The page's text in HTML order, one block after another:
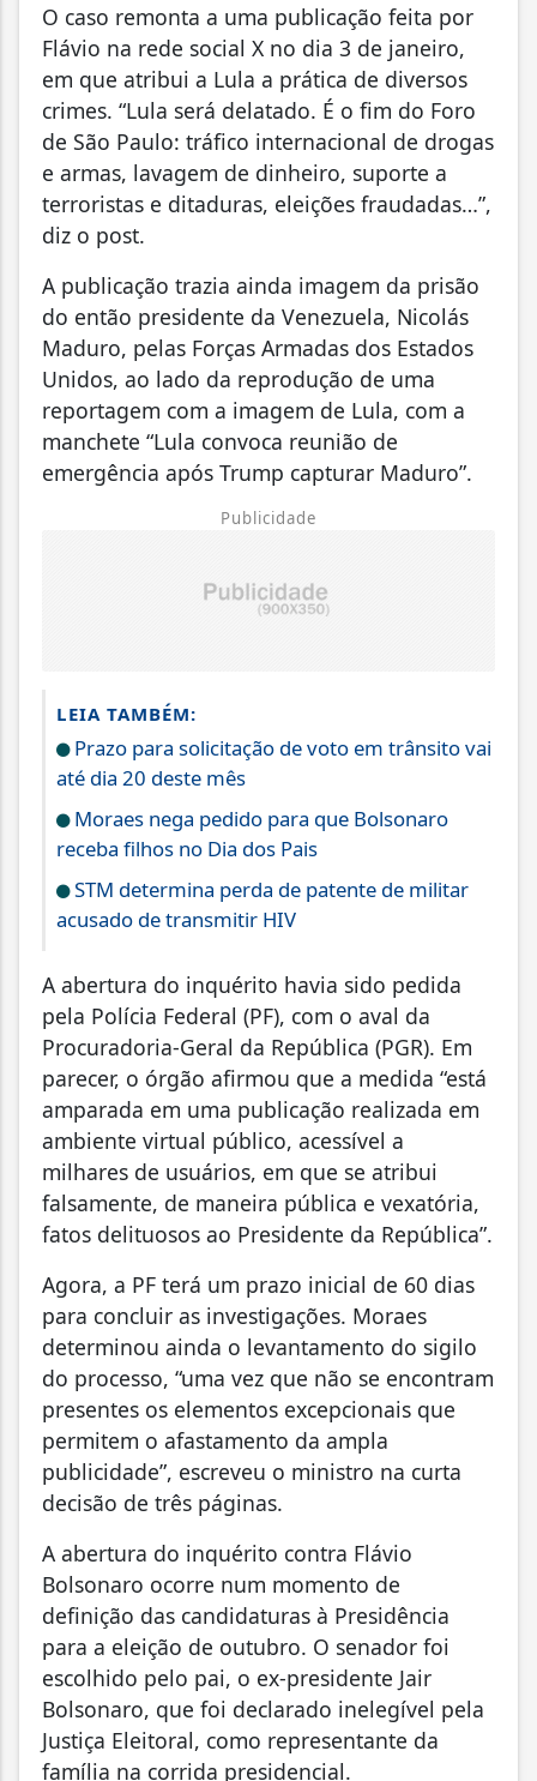
O caso remonta a uma publicação feita por
Flávio na rede social X no dia 3 de janeiro,
em que atribui a Lula a prática de diversos
crimes. “Lula será delatado. É o fim do Foro
de São Paulo: tráfico internacional de drogas
e armas, lavagem de dinheiro, suporte a
terroristas e ditaduras, eleições fraudadas…”,
diz o post.
A publicação trazia ainda imagem da prisão
do então presidente da Venezuela, Nicolás
Maduro, pelas Forças Armadas dos Estados
Unidos, ao lado da reprodução de uma
reportagem com a imagem de Lula, com a
manchete “Lula convoca reunião de
emergência após Trump capturar Maduro”.
Publicidade
LEIA TAMBÉM:
Prazo para solicitação de voto em trânsito vai
até dia 20 deste mês
Moraes nega pedido para que Bolsonaro
receba filhos no Dia dos Pais
STM determina perda de patente de militar
acusado de transmitir HIV
A abertura do inquérito havia sido pedida
pela Polícia Federal (PF), com o aval da
Procuradoria-Geral da República (PGR). Em
parecer, o órgão afirmou que a medida “está
amparada em uma publicação realizada em
ambiente virtual público, acessível a
milhares de usuários, em que se atribui
falsamente, de maneira pública e vexatória,
fatos delituosos ao Presidente da República”.
Agora, a PF terá um prazo inicial de 60 dias
para concluir as investigações. Moraes
determinou ainda o levantamento do sigilo
do processo, “uma vez que não se encontram
presentes os elementos excepcionais que
permitem o afastamento da ampla
publicidade”, escreveu o ministro na curta
decisão de três páginas.
A abertura do inquérito contra Flávio
Bolsonaro ocorre num momento de
definição das candidaturas à Presidência
para a eleição de outubro. O senador foi
escolhido pelo pai, o ex-presidente Jair
Bolsonaro, que foi declarado inelegível pela
Justiça Eleitoral, como representante da
família na corrida presidencial.